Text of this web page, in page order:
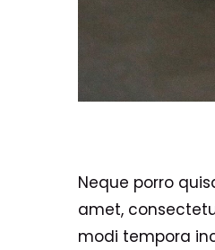
Neque porro
amet,
modi tempora